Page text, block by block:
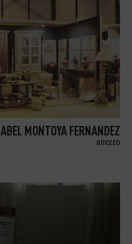
ABEL MONTOYA FERNANDEZ
atrezzo